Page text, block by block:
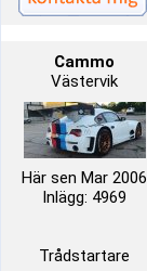
Cammo
Västervik
Här sen Mar 2006
Inlägg: 4969
Trådstartare